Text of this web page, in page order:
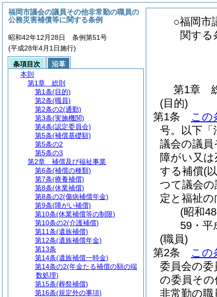
○福岡市
関する
第1章
(目的)
第1条
この
号。以下「
議会の議
障がい又
する補償(
つて議会
定と福祉
(昭和
59・平
(職員)
第2条
この
委員会の委
の委員そ
非常勤の職
福岡市議会の議員その他非常勤の職員の
公務災害補償等に関する条例
昭和42年12月28日 条例第51号
(平成28年4月1日施行)
条項目次
沿革
本則
第1章
総則
第1条(目的)
第2条(職員)
第2条の2(通勤)
第3条(実施機関)
第4条(認定委員会)
第5条(補償基礎額)
第5条の2
第5条の3
第2章
補償及び福祉事業
第6条(補償の種類)
第7条(療養補償)
第8条(休業補償)
第8条の2(傷病補償年金)
第9条(障がい補償)
第10条(休業補償等の制限)
第10条の2(介護補償)
第11条(遺族補償)
第12条(遺族補償年金)
第13条
第14条(遺族補償一時金)
第14条の2(年金たる補償の額の端
数処理)
第15条(葬祭補償)
第16条(規定外の事項)